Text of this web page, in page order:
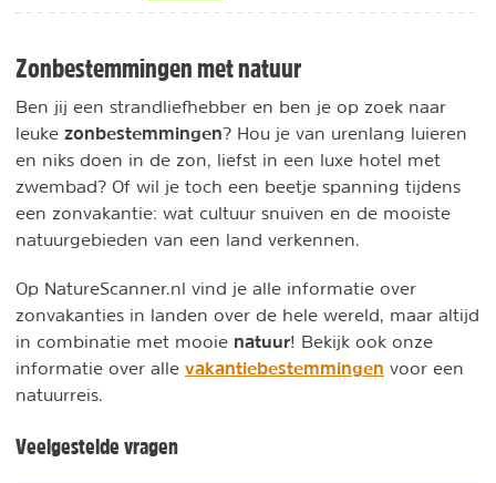
Zonbestemmingen met natuur
Ben jij een strandliefhebber en ben je op zoek naar
leuke zonbestemmingen? Hou je van urenlang luieren
en niks doen in de zon, liefst in een luxe hotel met
zwembad? Of wil je toch een beetje spanning tijdens
een zonvakantie: wat cultuur snuiven en de mooiste
natuurgebieden van een land verkennen.
Op NatureScanner.nl vind je alle informatie over
zonvakanties in landen over de hele wereld, maar altijd
in combinatie met mooie natuur! Bekijk ook onze
informatie over alle vakantiebestemmingen voor een
natuurreis.
Veelgestelde vragen